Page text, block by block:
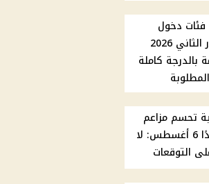
فئات دخول
امتحانات الدور الثاني 2026
بالدرجة كاملة
تحسم مزاعم
وقوع زلزال غدًا 6 أغسطس: لا
التوقعات